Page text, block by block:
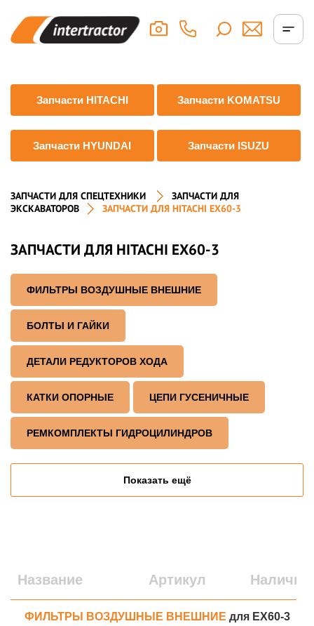
Запчасти HITACHI Запчасти KOMATSU
Запчасти HYUNDAI Запчасти ISUZU
ЗАПЧАСТИ ДЛЯ СПЕЦТЕХНИКИ
ЗАПЧАСТИ ДЛЯ
ЭКСКАВАТОРОВ
ЗАПЧАСТИ ДЛЯ HITACHI EX60-3
ЗАПЧАСТИ ДЛЯ HITACHI EX60-3
ФИЛЬТРЫ ВОЗДУШНЫЕ ВНЕШНИЕ
БОЛТЫ И ГАЙКИ
ДЕТАЛИ РЕДУКТОРОВ ХОДА
КАТКИ ОПОРНЫЕ ЦЕПИ ГУСЕНИЧНЫЕ
РЕМКОМПЛЕКТЫ ГИДРОЦИЛИНДРОВ
Показать ещё
Название Артикул Наличие
ФИЛЬТРЫ ВОЗДУШНЫЕ ВНЕШНИЕ для EX60-3